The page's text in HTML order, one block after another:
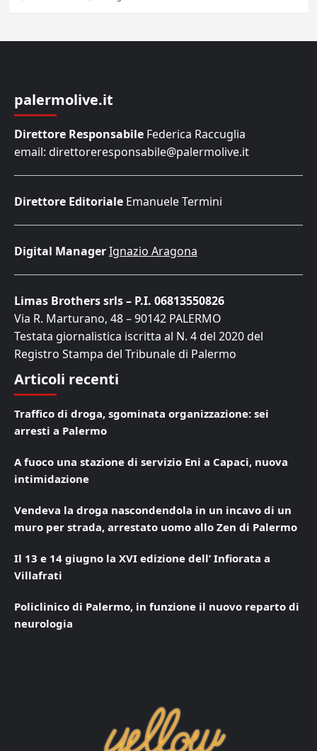
palermolive.it
Direttore Responsabile Federica Raccuglia
email: direttoreresponsabile@palermolive.it
Direttore Editoriale Emanuele Termini
Digital ManagerIgnazio Aragona
Limas Brothers srls – P.I. 06813550826
Via R. Marturano, 48 – 90142 PALERMO
Testata giornalistica iscritta al N. 4 del 2020 del
Registro Stampa del Tribunale di Palermo
Articoli recenti
Traffico di droga, sgominata organizzazione: sei
arresti a Palermo
A fuoco una stazione di servizio Eni a Capaci, nuova
intimidazione
Vendeva la droga nascondendola in un incavo di un
muro per strada, arrestato uomo allo Zen di Palermo
Il 13 e 14 giugno la XVI edizione dell’ Infiorata a
Villafrati
Policlinico di Palermo, in funzione il nuovo reparto di
neurologia